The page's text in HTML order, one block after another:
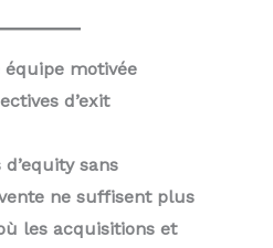
motivée
d’exit
sans
ne suffisent plus
les acquisitions et